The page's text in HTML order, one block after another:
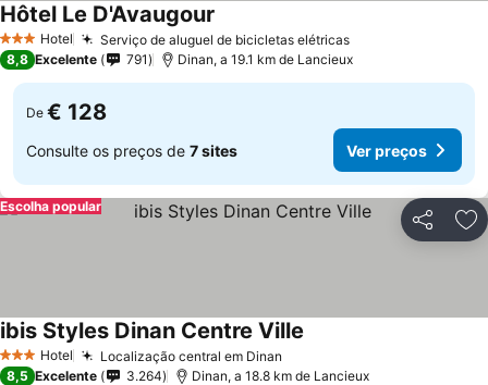
3 EstrelasHotel Serviço de aluguel de bicicletas elétricas
Hôtel Le D'Avaugour
8,8 Excelente 791 Dinan, a 19.1 km de Lancieux
De € 128
Consulte os preços de 7 sites Ver preços
Partilhar
Escolha popular
3 EstrelasHotel Localização central em Dinan
ibis Styles Dinan Centre Ville
8,5 Excelente 3.264 Dinan, a 18.8 km de Lancieux